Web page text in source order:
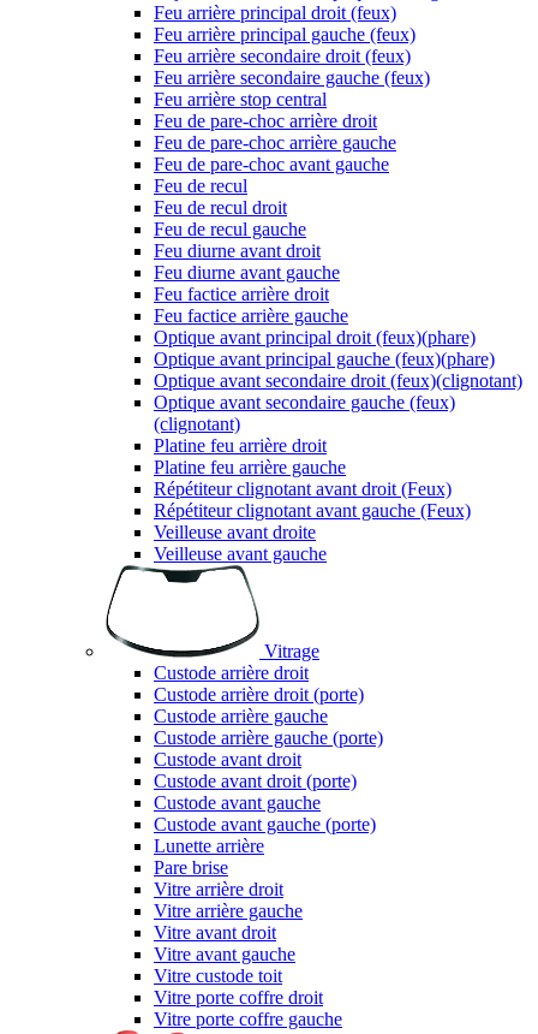
Feu arrière principal droit (feux)
Feu arrière principal gauche (feux)
Feu arrière secondaire droit (feux)
Feu arrière secondaire gauche (feux)
Feu arrière stop central
Feu de pare-choc arrière droit
Feu de pare-choc arrière gauche
Feu de pare-choc avant gauche
Feu de recul
Feu de recul droit
Feu de recul gauche
Feu diurne avant droit
Feu diurne avant gauche
Feu factice arrière droit
Feu factice arrière gauche
Optique avant principal droit (feux)(phare)
Optique avant principal gauche (feux)(phare)
Optique avant secondaire droit (feux)(clignotant)
Optique avant secondaire gauche (feux)
(clignotant)
Platine feu arrière droit
Platine feu arrière gauche
Répétiteur clignotant avant droit (Feux)
Répétiteur clignotant avant gauche (Feux)
Veilleuse avant droite
Veilleuse avant gauche
Vitrage
Custode arrière droit
Custode arrière droit (porte)
Custode arrière gauche
Custode arrière gauche (porte)
Custode avant droit
Custode avant droit (porte)
Custode avant gauche
Custode avant gauche (porte)
Lunette arrière
Pare brise
Vitre arrière droit
Vitre arrière gauche
Vitre avant droit
Vitre avant gauche
Vitre custode toit
Vitre porte coffre droit
Vitre porte coffre gauche